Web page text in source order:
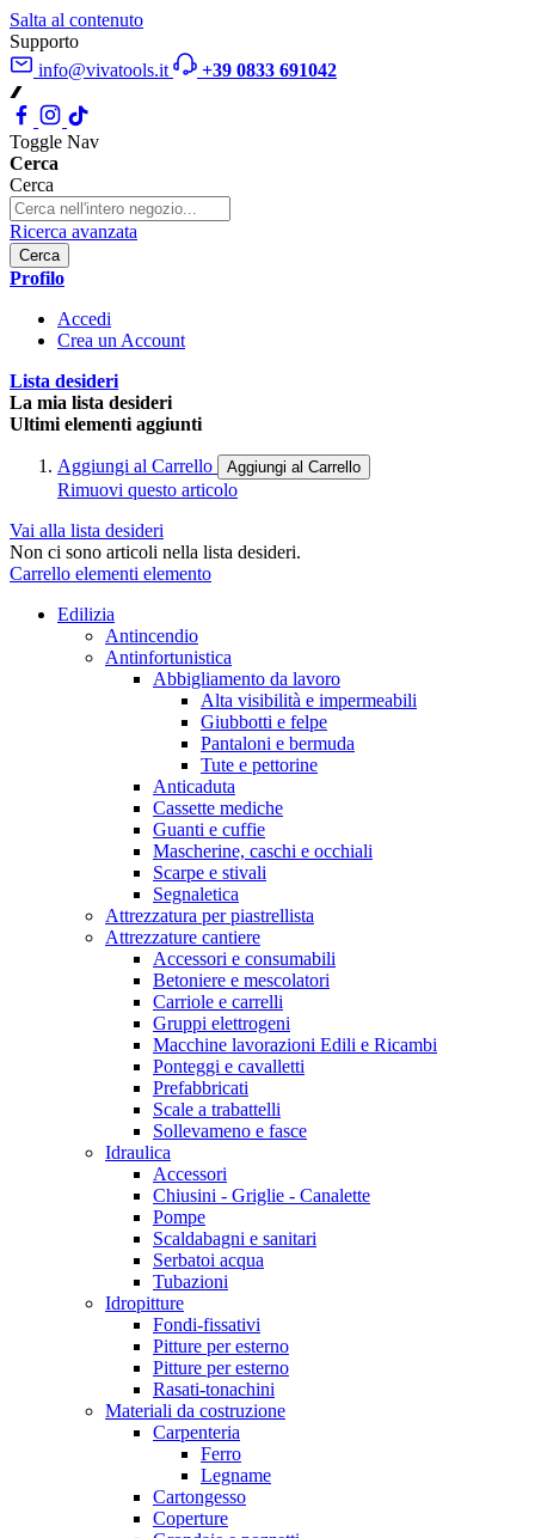
Salta al contenuto
Supporto
info@vivatools.it
+39 0833 691042
Toggle Nav
Cerca
Cerca
Ricerca avanzata
Cerca
Profilo
Accedi
Crea un Account
Lista desideri
La mia lista desideri
Ultimi elementi aggiunti
Aggiungi al Carrello Aggiungi al Carrello
Rimuovi questo articolo
Vai alla lista desideri
Non ci sono articoli nella lista desideri.
Carrello elementi elemento
Edilizia
Antincendio
Antinfortunistica
Abbigliamento da lavoro
Alta visibilità e impermeabili
Giubbotti e felpe
Pantaloni e bermuda
Tute e pettorine
Anticaduta
Cassette mediche
Guanti e cuffie
Mascherine, caschi e occhiali
Scarpe e stivali
Segnaletica
Attrezzatura per piastrellista
Attrezzature cantiere
Accessori e consumabili
Betoniere e mescolatori
Carriole e carrelli
Gruppi elettrogeni
Macchine lavorazioni Edili e Ricambi
Ponteggi e cavalletti
Prefabbricati
Scale a trabattelli
Sollevameno e fasce
Idraulica
Accessori
Chiusini - Griglie - Canalette
Pompe
Scaldabagni e sanitari
Serbatoi acqua
Tubazioni
Idropitture
Fondi-fissativi
Pitture per esterno
Pitture per esterno
Rasati-tonachini
Materiali da costruzione
Carpenteria
Ferro
Legname
Cartongesso
Coperture